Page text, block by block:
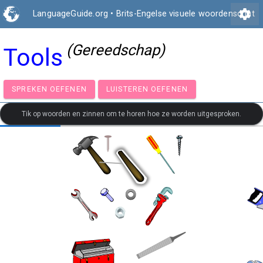
LanguageGuide.org • Brits-Engelse visuele woordenschat
settings
Tools (Gereedschap)
SPREKEN OEFENEN LUISTEREN OEFENEN
Tik op woorden en zinnen om te horen hoe ze worden uitgesproken.